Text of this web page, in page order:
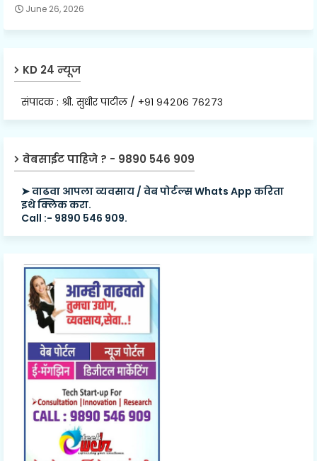
June 26, 2026
KD 24 न्यूज
संपादक : श्री. सुधीर पाटील / +९१ ९४२०६ ७६२७३
वेबसाईट पाहिजे ? - 9890 546 909
➤ वाढवा आपला व्यवसाय / वेब पोर्टल्स Whats App करिता
इथे क्लिक करा.
Call :- 9890 546 909.